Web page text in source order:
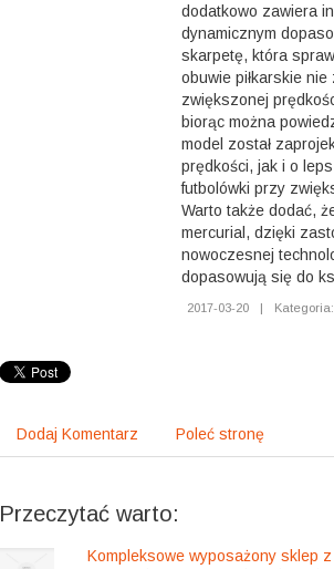
dodatkowo zawiera
dynamicznym
skarpetę, która
obuwie piłkarskie
zwiększonej
biorąc można
model został
prędkości, jak i o
futbolówki przy
Warto także dodać,
mercurial, dzięki
nowoczesnej
dopasowują się do
2017-03-20 |
Dodaj Komentarz Poleć stronę
Przeczytać warto:
Kompleksowe wyposażony sklep